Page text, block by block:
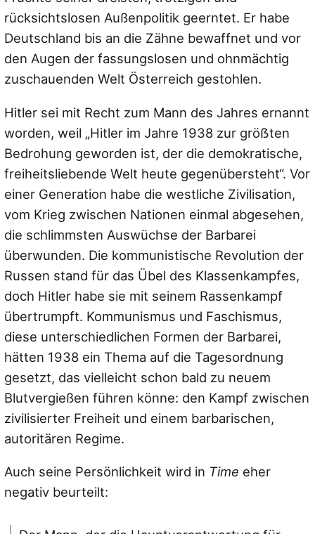
rücksichtslosen Außenpolitik geerntet. Er habe
Deutschland bis an die Zähne bewaffnet und vor
den Augen der fassungslosen und ohnmächtig
zuschauenden Welt Österreich gestohlen.
Hitler sei mit Recht zum Mann des Jahres ernannt
worden, weil „Hitler im Jahre 1938 zur gröẞten
Bedrohung geworden ist, der die demokratische,
freiheitsliebende Welt heute gegenübersteht“. Vor
einer Generation habe die westliche Zivilisation,
vom Krieg zwischen Nationen einmal abgesehen,
die schlimmsten Auswüchse der Barbarei
überwunden. Die kommunistische Revolution der
Russen stand für das Übel des Klassenkampfes,
doch Hitler habe sie mit seinem Rassenkampf
übertrumpft. Kommunismus und Faschismus,
diese unterschiedlichen Formen der Barbarei,
hätten 1938 ein Thema auf die Tagesordnung
gesetzt, das vielleicht schon bald zu neuem
Blutvergießen führen könne: den Kampf zwischen
zivilisierter Freiheit und einem barbarischen,
autoritären Regime.
Auch seine Persönlichkeit wird in Time eher
negativ beurteilt: